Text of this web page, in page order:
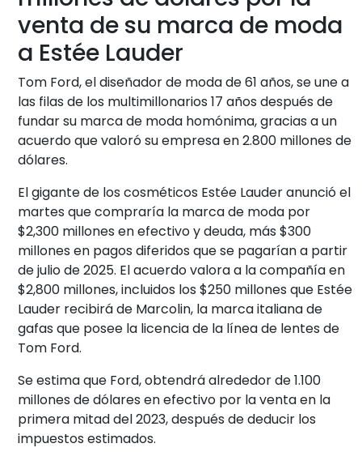
venta de su marca de moda
a Estée Lauder
Tom Ford, el diseñador de moda de 61 años, se une a
las filas de los multimillonarios 17 años después de
fundar su marca de moda homónima, gracias a un
acuerdo que valoró su empresa en 2.800 millones de
dólares.
El gigante de los cosméticos Estée Lauder anunció el
martes que compraría la marca de moda por
$2,300 millones en efectivo y deuda, más $300
millones en pagos diferidos que se pagarían a partir
de julio de 2025. El acuerdo valora a la compañía en
$2,800 millones, incluidos los $250 millones que Estée
Lauder recibirá de Marcolin, la marca italiana de
gafas que posee la licencia de la línea de lentes de
Tom Ford.
Se estima que Ford, obtendrá alrededor de 1.100
millones de dólares en efectivo por la venta en la
primera mitad del 2023, después de deducir los
impuestos estimados.